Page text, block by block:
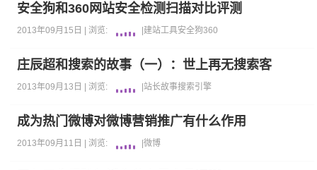
安全狗和360网站安全检测扫描对比评测
2013年09月15日 | 浏览: 建站工具安全狗360
庄辰超和搜索的故事（一）：世上再无搜索客
2013年09月13日 | 浏览: |站长故事搜索引擎
成为热门微博对微博营销推广有什么作用
2013年09月11日 | 浏览: |微博